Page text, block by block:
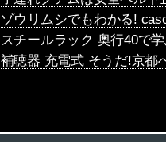
ゾウリムシでもわかる!
スチールラック 奥行40で
補聴器 充電式 そうだ!京都